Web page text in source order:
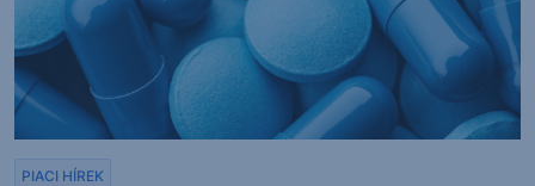
PIACI HÍREK